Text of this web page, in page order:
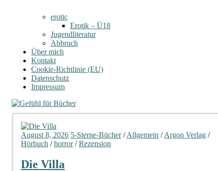
erotic
Erotik – Ü18
Jugendliteratur
Abbruch
Über mich
Kontakt
Cookie-Richtlinie (EU)
Datenschutz
Impressum
August 8, 2026 5-Sterne-Bücher/Allgemein /Argon Verlag /
Hörbuch /horror/Rezension
Die Villa